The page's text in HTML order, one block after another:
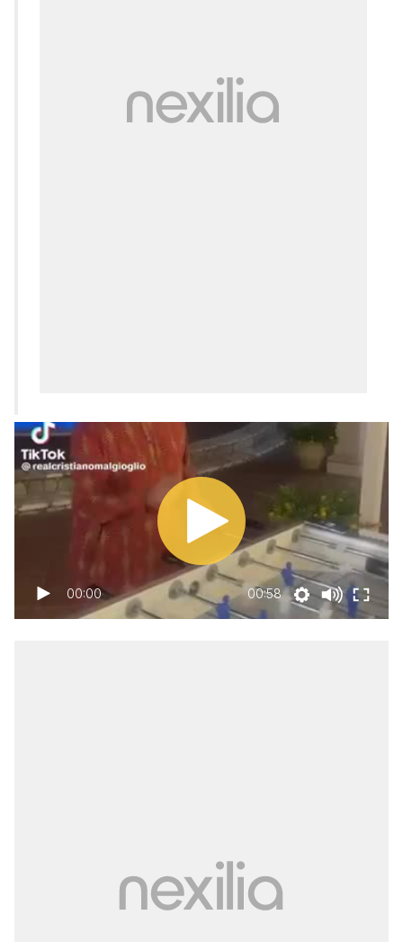
00:00 00:58